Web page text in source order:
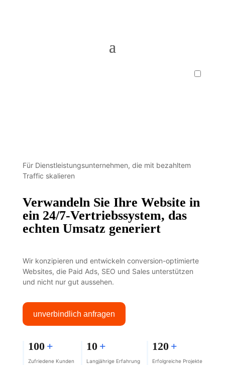
Für Dienstleistungsunternehmen, die mit bezahltem
Traffic skalieren
Verwandeln Sie Ihre Website in
ein 24/7-Vertriebssystem, das
echten Umsatz generiert
Wir konzipieren und entwickeln conversion-optimierte
Websites, die Paid Ads, SEO und Sales unterstützen
und nicht nur gut aussehen.
unverbindlich anfragen
100 +
Zufriedene Kunden
10 +
Langjährige Erfahrung
120 +
Erfolgreiche Projekte